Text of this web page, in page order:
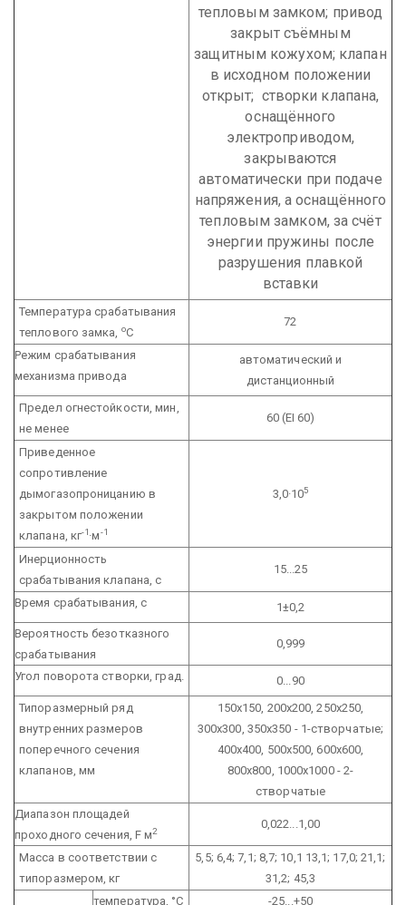
тепловым замком; привод
закрыт съёмным
защитным кожухом; клапан
в исходном положении
открыт; створки клапана,
оснащённого
электроприводом,
закрываются
автоматически при подаче
напряжения, а оснащённого
тепловым замком, за счёт
энергии пружины после
разрушения плавкой
вставки
Температура срабатывания
теплового замка,
оС
72
Режим срабатывания
механизма привода
автоматический и
дистанционный
Предел огнестойкости, мин,
не менее
60 (EI 60)
Приведенное
сопротивление
дымогазопроницанию в
закрытом положении
клапана, кг-1·м-1
3,0·105
Инерционность
срабатывания клапана, с
15...25
Время срабатывания, с
1±0,2
Вероятность безотказного
срабатывания
0,999
Угол поворота створки, град.
0...90
Типоразмерный ряд
внутренних размеров
поперечного сечения
клапанов, мм
150х150, 200х200, 250х250,
300х300, 350х350 - 1-створчатые;
400х400, 500х500, 600х600,
800х800, 1000х1000 - 2-
створчатые
Диапазон площадей
проходного сечения, F м2
0,022...1,00
Масса в соответствии с
типоразмером, кг
5,5; 6,4; 7,1; 8,7; 10,1 13,1; 17,0; 21,1;
31,2; 45,3
температура, °С
-25...+50